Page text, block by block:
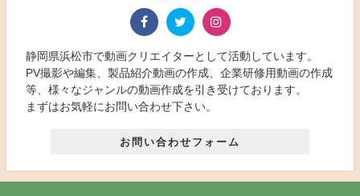
静岡県浜松市で動画クリエイターとして活動しています。
PV撮影や編集、製品紹介動画の作成、企業研修用動画の作成
等、様々なジャンルの動画作成を引き受けております。
まずはお気軽にお問い合わせ下さい。
お問い合わせフォーム